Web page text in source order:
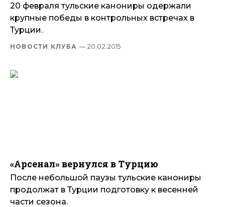
20 февраля тульские канониры одержали
крупные победы в контрольных встречах в
Турции.
НОВОСТИ КЛУБА — 20.02.2015
«Арсенал» вернулся в Турцию
После небольшой паузы тульские канониры
продолжат в Турции подготовку к весенней
части сезона.